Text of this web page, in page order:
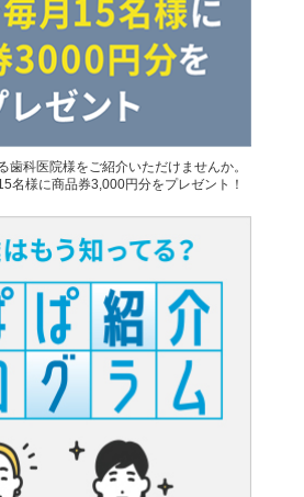
歯科医院様をご紹介いただけませんか。
名様に商品券3,000円分をプレゼント！